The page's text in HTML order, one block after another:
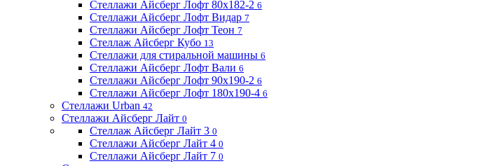
Стеллажи Айсберг Лофт 80х182-2 6
Стеллажи Айсберг Лофт Видар 7
Стеллажи Айсберг Лофт Теон 7
Стеллаж Айсберг Кубо 13
Стеллажи для стиральной машины 6
Стеллажи Айсберг Лофт Вали 6
Стеллажи Айсберг Лофт 90х190-2 6
Стеллажи Айсберг Лофт 180х190-4 6
Стеллажи Urban 42
Стеллажи Айсберг Лайт 0
Стеллаж Айсберг Лайт 3 0
Стеллажи Айсберг Лайт 4 0
Стеллажи Айсберг Лайт 7 0